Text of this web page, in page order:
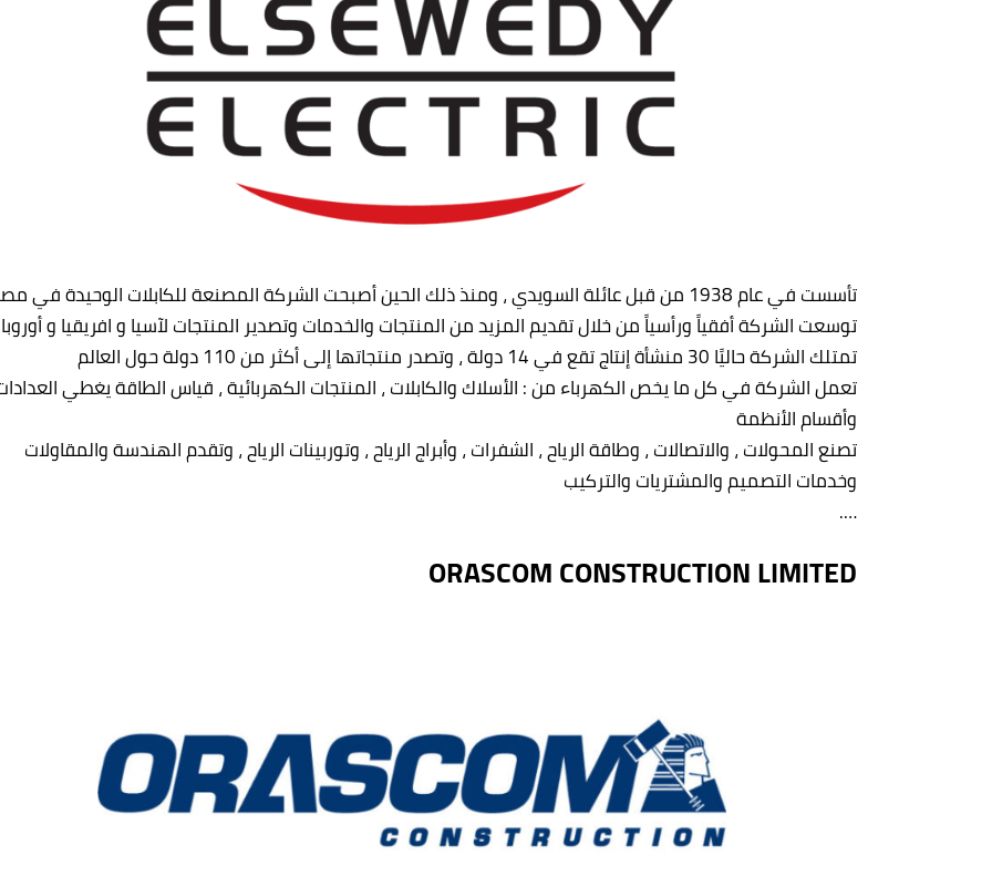
تأسست في عام 1938 من قبل عائلة السويدي ، ومنذ ذلك الحين أصبحت الشركة المصنعة للكابلات الوحيدة في مصر
توسعت الشركة أفقياً ورأسياً من خلال تقديم المزيد من المنتجات والخدمات وتصدير المنتجات لآسيا و افريقيا و
تمتلك الشركة حاليًا 30 منشأة إنتاج تقع في 14 دولة ، وتصدر منتجاتها إلى أكثر من 110 دولة حول العالم
تعمل الشركة في كل ما يخص الكهرباء من : الأسلاك والكابلات ، المنتجات الكهربائية ، قياس الطاقة يغطي
وأقسام الأنظمة
تصنع المحولات ، والاتصالات ، وطاقة الرياح ، الشفرات ، وأبراج الرياح ، وتوربينات الرياح ، وتقدم الهندسة والمقاولات
وخدمات التصميم والمشتريات والتركيب
….
ORASCOM CONSTRUCTION LIMITED